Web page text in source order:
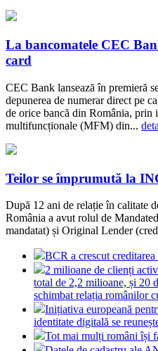
La bancomatele CEC
card
CEC Bank lansează în premieră
depunerea de numerar direct pe
de orice bancă din România, prin
multifuncționale (MFM) din...
Teilor se împrumută la
După 12 ani de relație în calitate
România a avut rolul de
mandatat) și Original Lender
BCR a crescut
2 milioane de clienți
total de 2,2 milioane, și 20
schimbat relația românilor
Inițiativa europeană
identitate digitală se
Tot mai mulți români își